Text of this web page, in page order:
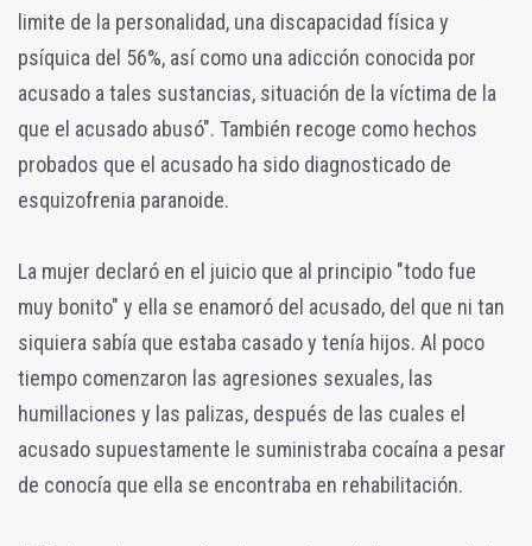
limite de la personalidad, una discapacidad física y
psíquica del 56%, así como una adicción conocida por
acusado a tales sustancias, situación de la víctima de la
que el acusado abusó". También recoge como hechos
probados que el acusado ha sido diagnosticado de
esquizofrenia paranoide.
La mujer declaró en el juicio que al principio "todo fue
muy bonito" y ella se enamoró del acusado, del que ni tan
siquiera sabía que estaba casado y tenía hijos. Al poco
tiempo comenzaron las agresiones sexuales, las
humillaciones y las palizas, después de las cuales el
acusado supuestamente le suministraba cocaína a pesar
de conocía que ella se encontraba en rehabilitación.